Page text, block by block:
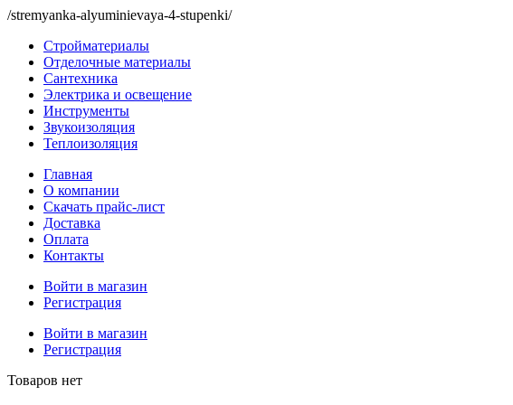
/stremyanka-alyuminievaya-4-stupenki/
Стройматериалы
Отделочные материалы
Сантехника
Электрика и освещение
Инструменты
Звукоизоляция
Теплоизоляция
Главная
О компании
Скачать прайс-лист
Доставка
Оплата
Контакты
Войти в магазин
Регистрация
Войти в магазин
Регистрация
Товаров нет